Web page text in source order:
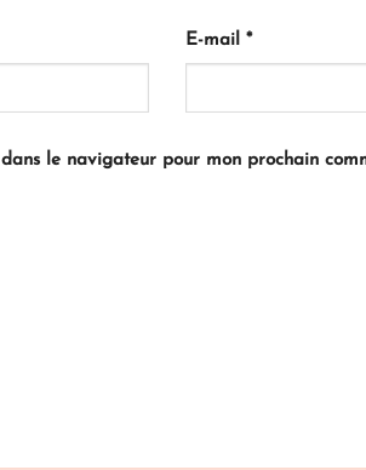
E-mail *
le navigateur pour mon prochain